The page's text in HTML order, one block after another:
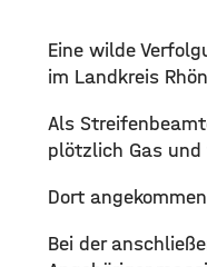
Eine wilde
im Landkreis
Als
plötzlich Gas
Dort
Bei der